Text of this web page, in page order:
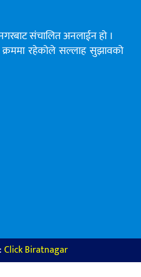
संचालित अनलाईन हो ।
रहेकोले सल्लाह सुझावको
Click Biratnagar